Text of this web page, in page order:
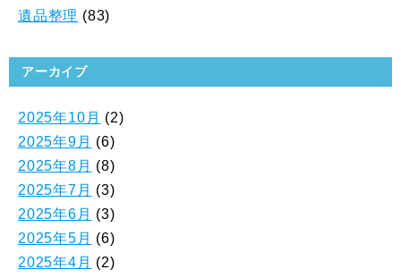
遺品整理 (83)
アーカイブ
2025年10月 (2)
2025年9月 (6)
2025年8月 (8)
2025年7月 (3)
2025年6月 (3)
2025年5月 (6)
2025年4月 (2)